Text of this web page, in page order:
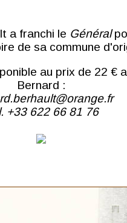
a franchi le Général
de sa commune
au prix de 22 €
Bernard :
+33 622 66 81 76